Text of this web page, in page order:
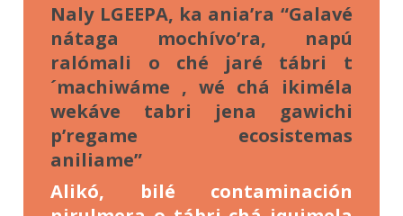
Naly LGEEPA, ka ania’ra “Galavé
nátaga mochívo’ra, napú
ralómali o ché jaré tábri t
´machiwáme , wé chá ikiméla
wekáve tabri jena gawichi
p’regame ecosistemas
aniliame”
Alikó, bilé contaminación